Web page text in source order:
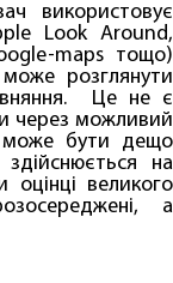
використовує
Look Around,
maps тощо)
розглянути
Це не є
через можливий
може бути дещо
на
оцінці великого
а